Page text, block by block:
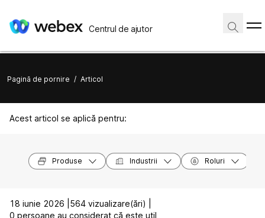
Centrul de ajutor
Pagină de pornire / Articol
Acest articol se aplică pentru:
Produse Industrii Roluri
18 iunie 2026 | 564 vizualizare(ări) |
0 persoane au considerat că este util